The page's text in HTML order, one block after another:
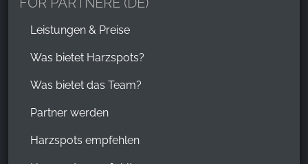
Leistungen & Preise
Was bietet Harzspots?
Was bietet das Team?
Partner werden
Harzspots empfehlen